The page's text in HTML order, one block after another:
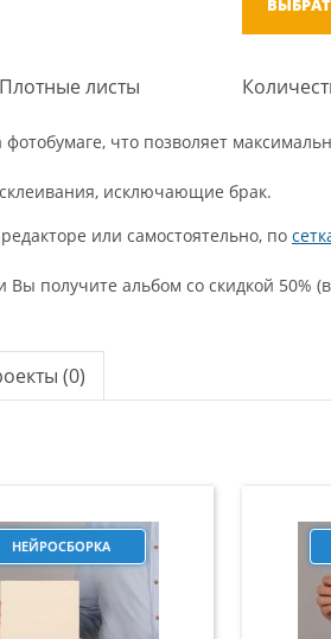
листы
что позволяет
исключающие брак.
или самостоятельно, по
получите альбом со скидкой 50%
(0)
НЕЙРОСБОРКА